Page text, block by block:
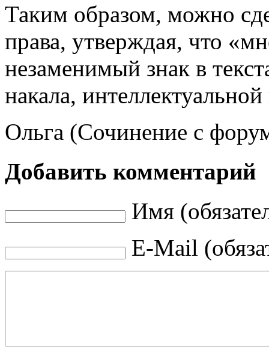
Таким образом, можно
права, утверждая, что
незаменимый знак в
накала,
Ольга (Сочинение с
Добавить комментарий
Имя
E-Mail